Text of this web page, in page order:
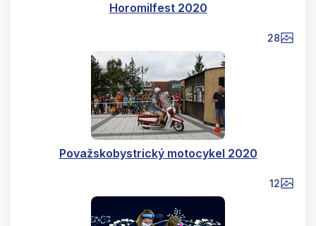
Horomilfest 2020
28
Považskobystrický motocykel 2020
12